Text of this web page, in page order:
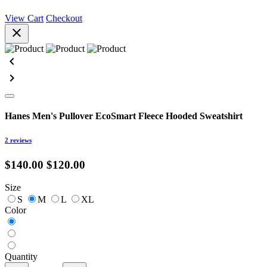
View Cart Checkout
close
chevron_left
chevron_right
Hanes Men's Pullover EcoSmart Fleece Hooded Sweatshirt
2 reviews
$140.00 $120.00
Size
S
M L
XL
Color
Quantity